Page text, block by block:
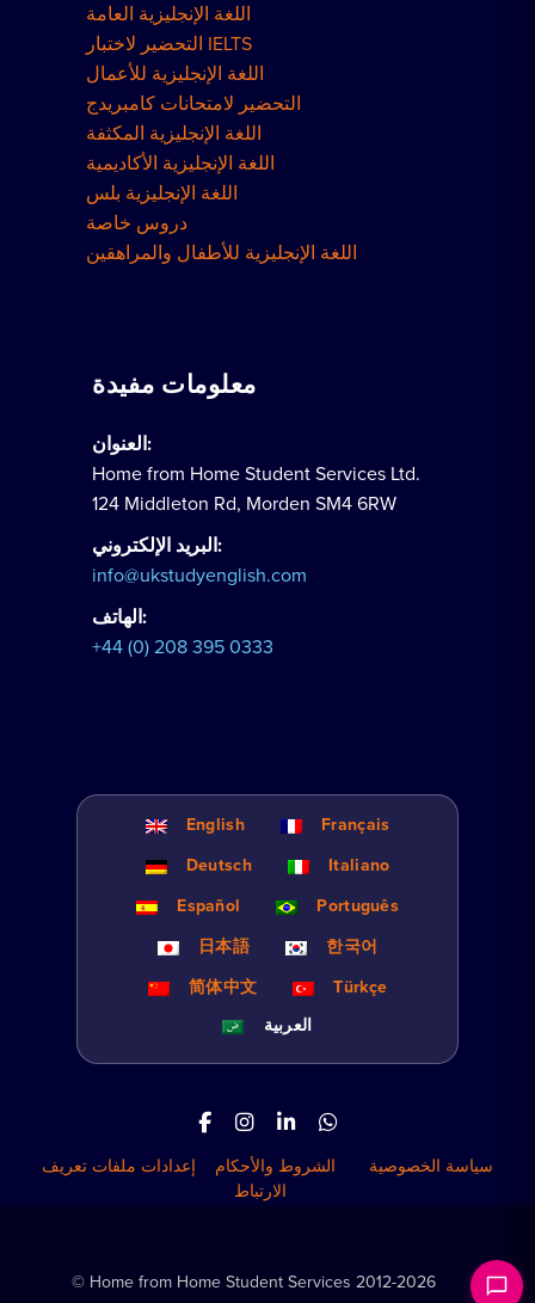
اللغة الإنجليزية العامة
التحضير لاختبار IELTS
اللغة الإنجليزية للأعمال
التحضير لامتحانات كامبريدج
اللغة الإنجليزية المكثفة
اللغة الإنجليزية الأكاديمية
اللغة الإنجليزية بلس
دروس خاصة
اللغة الإنجليزية للأطفال والمراهقين
معلومات مفيدة
العنوان:
Home from Home Student Services Ltd.
124 Middleton Rd, Morden SM4 6RW
البريد الإلكتروني:
info@ukstudyenglish.com
الهاتف:
+44 (0) 208 395 0333
English
Français
Deutsch
Italiano
Español
Português
日本語
한국어
简体中文
Türkçe
العربية
سياسة الخصوصية الشروط والأحكام
إعدادات ملفات تعريف
الارتباط
© Home from Home Student Services 2012-2026